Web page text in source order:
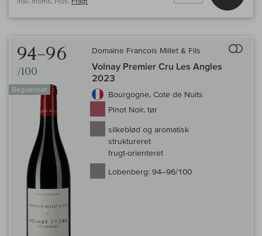
94–96
/100
Begrænset
Domaine Francois Millet & Fils
Volnay Premier Cru Les Angles
2023
Bourgogne, Cote de Nuits
Pinot Noir, tør
silkeblød og aromatisk
struktureret
frugt-orienteret
Lobenberg: 94–96/100